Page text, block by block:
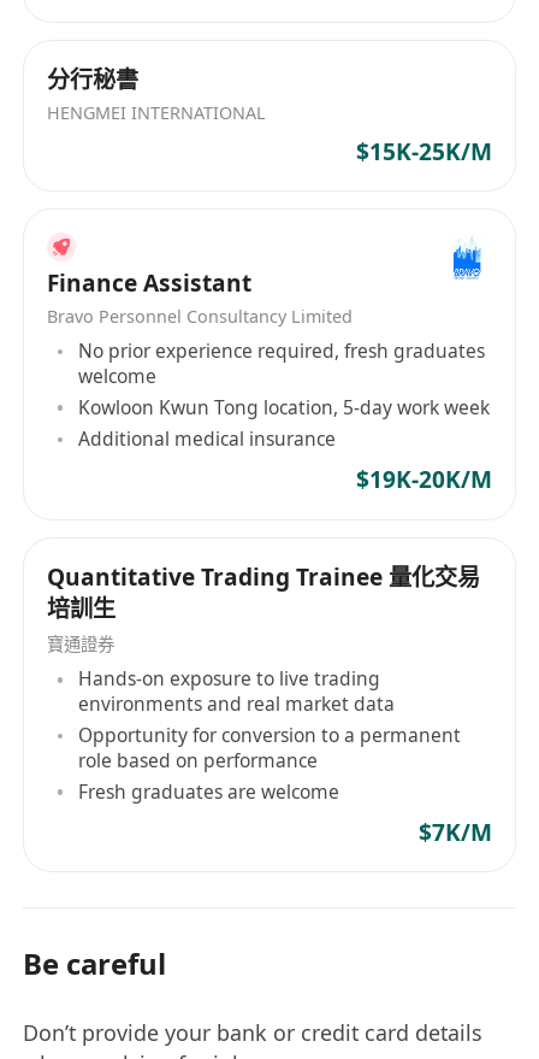
分行秘書
HENGMEI INTERNATIONAL
$15K-25K/M
Finance Assistant
Bravo Personnel Consultancy Limited
No prior experience required, fresh graduates
welcome
Kowloon Kwun Tong location, 5-day work week
Additional medical insurance
$19K-20K/M
Quantitative Trading Trainee 量化交易
培訓生
寶通證券
Hands-on exposure to live trading
environments and real market data
Opportunity for conversion to a permanent
role based on performance
Fresh graduates are welcome
$7K/M
Be careful
Don’t provide your bank or credit card details